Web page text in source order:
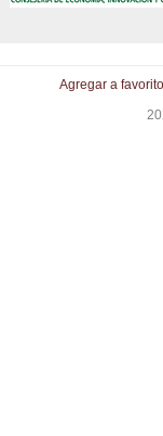
Agregar a